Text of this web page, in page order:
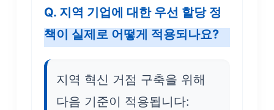
Q. 지역 기업에 대한 우선 할당 정
책이 실제로 어떻게 적용되나요?
지역 혁신 거점 구축을 위해
다음 기준이 적용됩니다: